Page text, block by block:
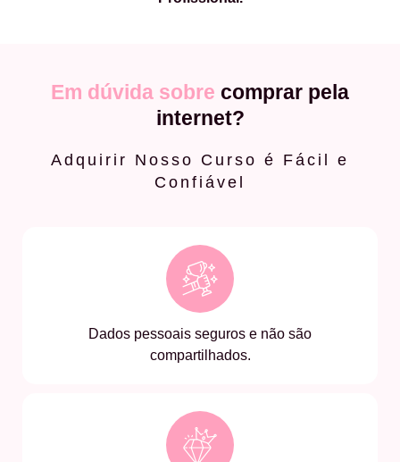
Em dúvida sobre comprar pela
internet?
Adquirir Nosso Curso é Fácil e
Confiável
Dados pessoais seguros e não são
compartilhados.